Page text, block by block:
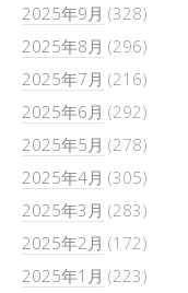
2025年9月 (328)
2025年8月 (296)
2025年7月 (216)
2025年6月 (292)
2025年5月 (278)
2025年4月 (305)
2025年3月 (283)
2025年2月 (172)
2025年1月 (223)